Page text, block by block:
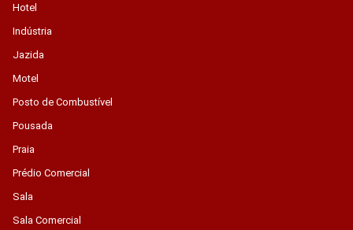
Hotel
Indústria
Jazida
Motel
Posto de Combustível
Pousada
Praia
Prédio Comercial
Sala
Sala Comercial